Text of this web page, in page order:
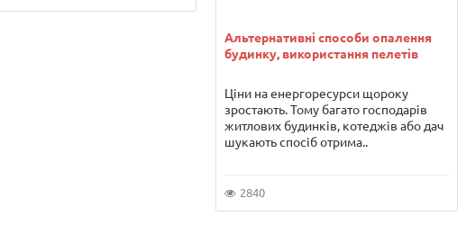
Альтернативні способи опалення
будинку, використання пелетів
Ціни на енергоресурси щороку
зростають. Тому багато господарів
житлових будинків, котеджів або дач
шукають спосіб отрима..
2840